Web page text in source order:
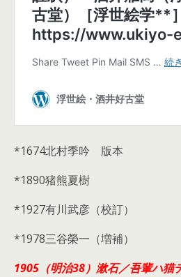
*1674北村季吟 版本
*1890猪熊夏樹
*1927有川武彦（校訂）
*1978三谷榮一（増補）
1905（明治38）漱石／吾輩ハ猫